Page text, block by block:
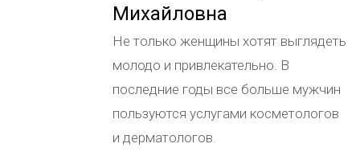
Михайловна
Не только женщины хотят выглядеть
молодо и привлекательно. В
последние годы все больше мужчин
пользуются услугами косметологов
и дерматологов.